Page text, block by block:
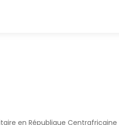
en République Centrafricaine